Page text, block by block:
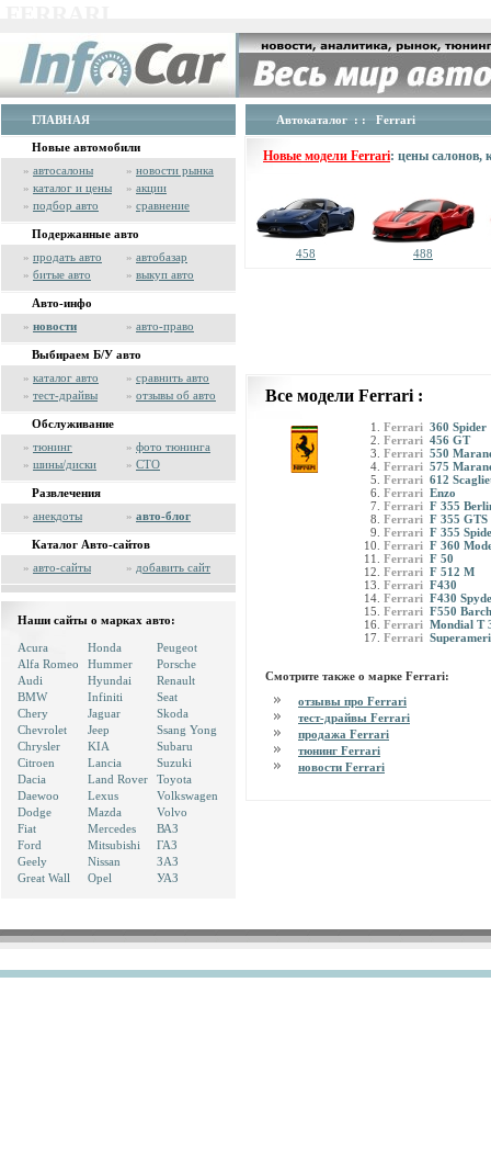
ГЛАВНАЯ
Новые автомобили
» автосалоны » новости рынка
» каталог и цены » акции
» подбор авто » сравнение
Подержанные авто
» продать авто » автобазар
» битые авто » выкуп авто
Авто-инфо
» новости » авто-право
Выбираем Б/У авто
» каталог авто » сравнить авто
» тест-драйвы » отзывы об авто
Обслуживание
» тюнинг » фото тюнинга
» шины/диски » СТО
Развлечения
» анекдоты » авто-блог
Каталог Авто-сайтов
» авто-сайты » добавить сайт
Наши сайты о марках авто:
Acura
Alfa Romeo
Audi
BMW
Chery
Chevrolet
Chrysler
Citroen
Dacia
Daewoo
Dodge
Fiat
Ford
Geely
Great Wall
Honda
Hummer
Hyundai
Infiniti
Jaguar
Jeep
KIA
Lancia
Land Rover
Lexus
Mazda
Mercedes
Mitsubishi
Nissan
Opel
Peugeot
Porsche
Renault
Seat
Skoda
Ssang Yong
Subaru
Suzuki
Toyota
Volkswagen
Volvo
ВАЗ
ГАЗ
ЗАЗ
УАЗ
Автокаталог : : Ferrari
Новые модели Ferrari: цены салонов,
458 488
Все модели Ferrari :
Ferrari 360 Spider
Ferrari 456 GT
Ferrari 550
Ferrari 575
Ferrari 612
Ferrari Enzo
Ferrari F 355
Ferrari F 355 GTS
Ferrari F 355
Ferrari F 360
Ferrari F 50
Ferrari F 512 M
Ferrari F430
Ferrari F430
Ferrari F550
Ferrari Mondial T
Ferrari
Смотрите также о марке Ferrari:
отзывы про Ferrari
тест-драйвы Ferrari
продажа Ferrari
тюнинг Ferrari
новости Ferrari